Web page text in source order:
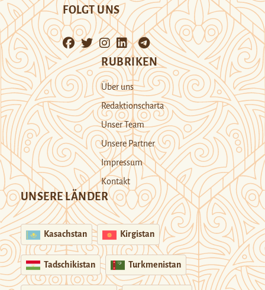
FOLGT UNS
RUBRIKEN
Über uns
Redaktionscharta
Unser Team
Unsere Partner
Impressum
Kontakt
UNSERE LÄNDER
Kasachstan Kirgistan
Tadschikistan Turkmenistan